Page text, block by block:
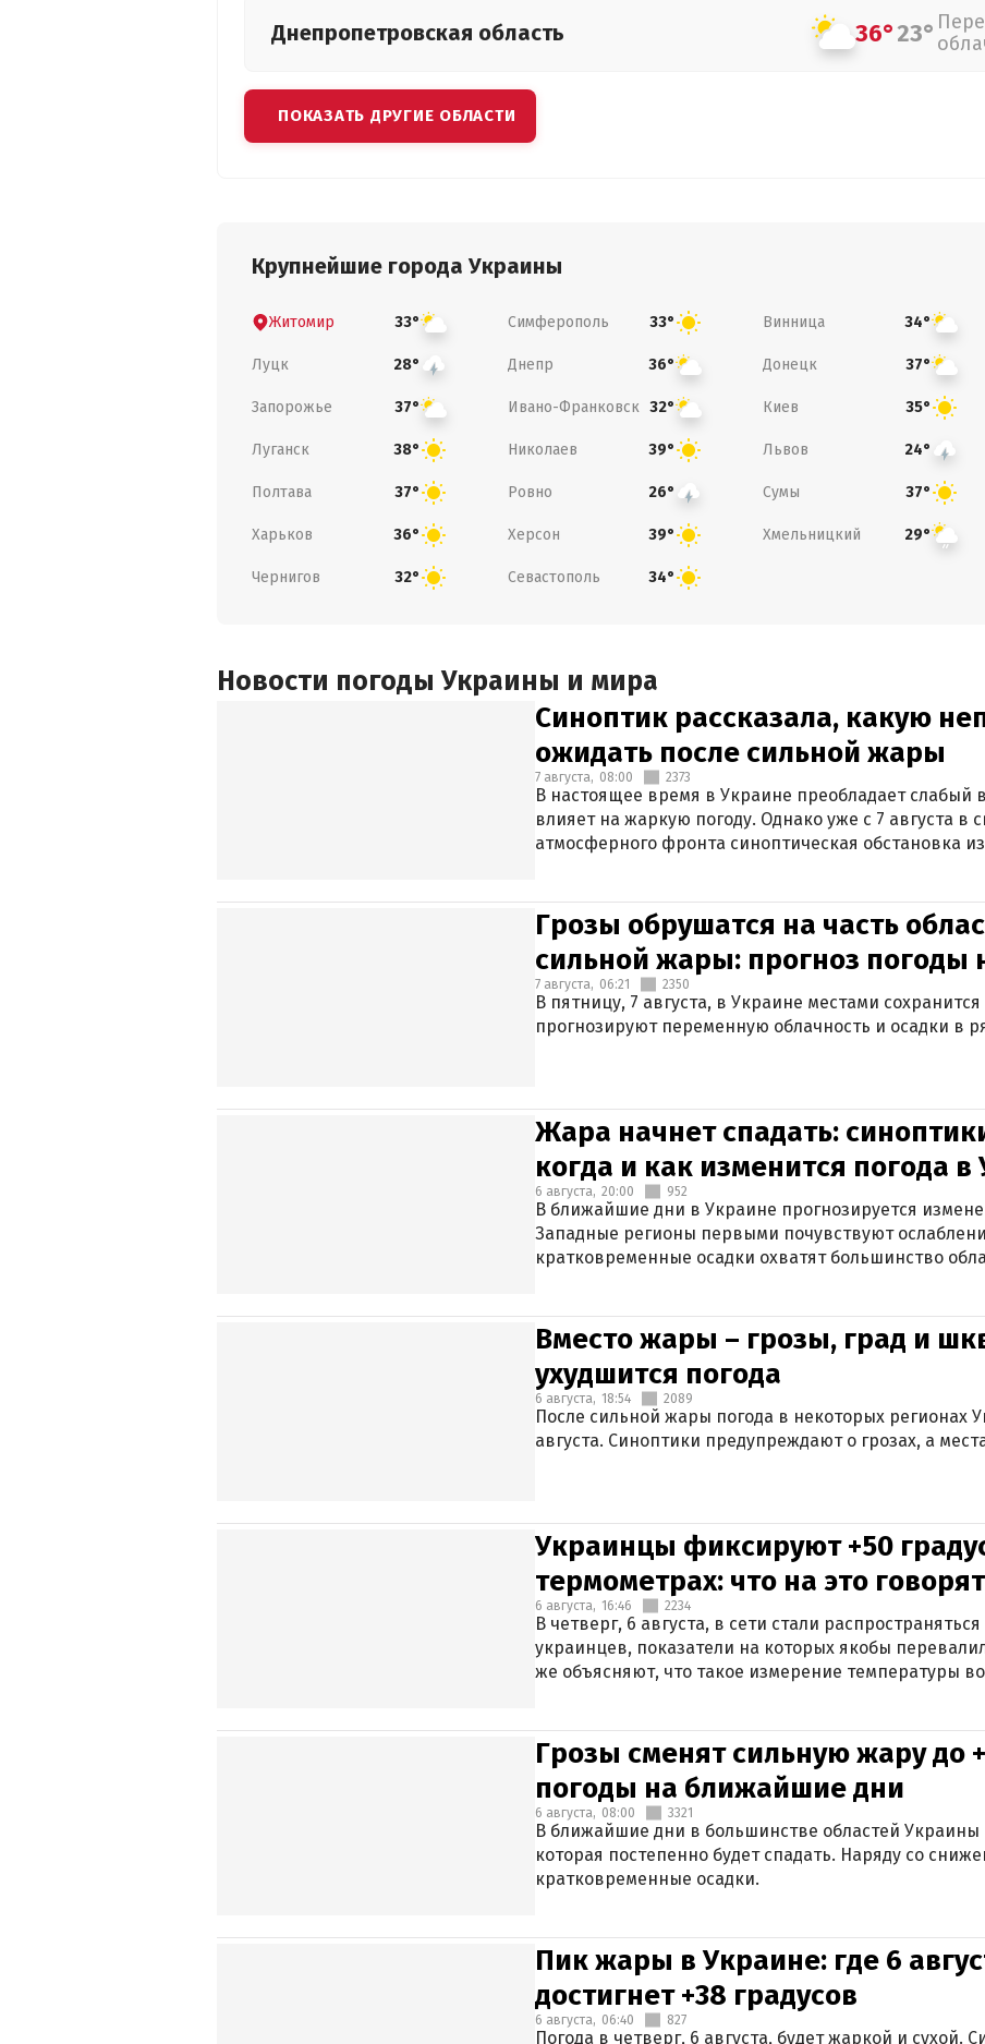
Днепропетровская область 36°23°
ПОКАЗАТЬ ДРУГИЕ ОБЛАСТИ
Крупнейшие города Украины
Житомир 33° Симферополь 33° Винница 34°
Луцк 28° Днепр 36° Донецк 37°
Запорожье 37° Ивано-Франковск 32° Киев 35°
Луганск 38° Николаев 39° Львов 24°
Полтава 37° Ровно 26° Сумы 37°
Харьков 36° Херсон 39° Хмельницкий 29°
Чернигов 32° Севастополь 34°
Новости погоды Украины и мира
Синоптик рассказала, какую
ожидать после сильной жары
7 августа, 08:00 2373
В настоящее время в Украине преобладает слабый
влияет на жаркую погоду. Однако уже с 7 августа в
атмосферного фронта синоптическая обстановка
Грозы обрушатся на часть
сильной жары: прогноз погоды
7 августа, 06:21 2350
В пятницу, 7 августа, в Украине местами
прогнозируют переменную облачность и осадки в
Жара начнет спадать:
когда и как изменится погода
6 августа, 20:00 952
В ближайшие дни в Украине прогнозируется
Западные регионы первыми почувствуют
кратковременные осадки охватят большинство
Вместо жары – грозы, град и
ухудшится погода
6 августа, 18:54 2089
После сильной жары погода в некоторых регионах
августа. Синоптики предупреждают о грозах, а
Украинцы фиксируют +50
термометрах: что на это
6 августа, 16:46 2234
В четверг, 6 августа, в сети стали
украинцев, показатели на которых якобы
же объясняют, что такое измерение температуры
Грозы сменят сильную жару до
погоды на ближайшие дни
6 августа, 08:00 3321
В ближайшие дни в большинстве областей Украины
которая постепенно будет спадать. Наряду со
кратковременные осадки.
Пик жары в Украине: где 6
достигнет +38 градусов
6 августа, 06:40 827
Погода в четверг, 6 августа, будет жаркой и сухой.